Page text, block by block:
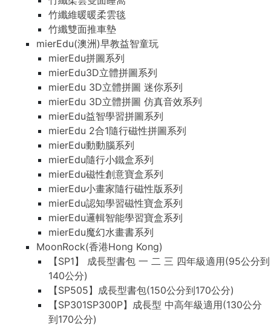
竹纖維暖暖柔雲毯
竹纖雙面推車墊
mierEdu(澳洲)早教益智童玩
mierEdu拼圖系列
mierEdu3D立體拼圖系列
mierEdu 3D立體拼圖 迷你系列
mierEdu 3D立體拼圖 仿真音效系列
mierEdu益智學習拼圖系列
mierEdu 2合1隨行磁性拼圖系列
mierEdu動動腦系列
mierEdu隨行小鐵盒系列
mierEdu磁性創意寶盒系列
mierEdu小畫家隨行磁性版系列
mierEdu認知學習磁性寶盒系列
mierEdu邏輯智能學習寶盒系列
mierEdu魔幻水畫書系列
MoonRock(香港Hong Kong)
【SP1】 成長型書包 一 二 三 四年級適用(95公分到
140公分)
【SP505】成長型書包(150公分到170公分)
【SP301SP300P】成長型 中高年級適用(130公分
到170公分)